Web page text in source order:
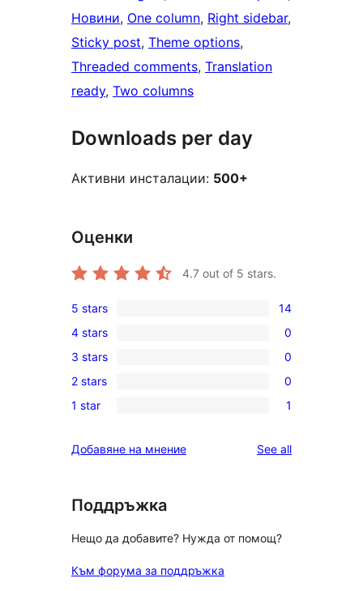
Новини, One column, Right sidebar
Sticky post, Theme options
Threaded comments, Translation
ready, Two columns
Downloads per day
Активни инсталации: 500+
Оценки
4.7 out of 5 stars.
14
5-
star
reviews
5 stars 14
0
4-
star
reviews
4 stars 0
0
3-
star
3 stars 0
0
2-
reviews
2 stars 0
1
star
1 star 1
Добавяне на мнение See allreviews
Поддръжка
Нещо да добавите? Нужда от помощ?
Към форума за поддръжка